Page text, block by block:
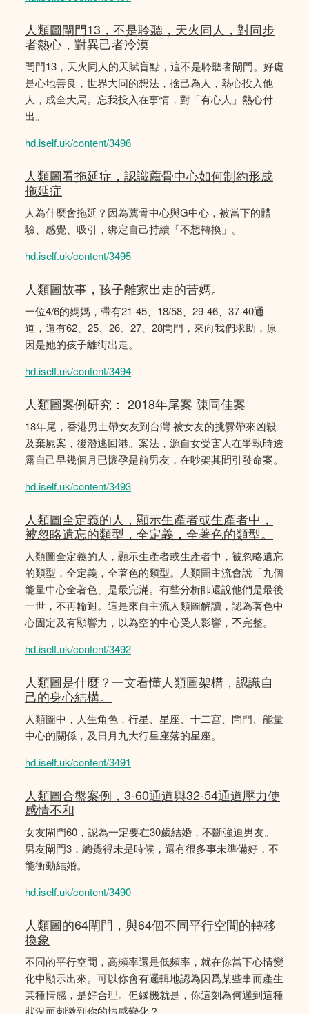
人類圖閘門13，不是聆聽，天火同人，對同步
者熱心，對異己者冷漠
閘門13，天火同人的天賦盲點，這不是聆聽者閘門。好處
是心地善良，世界大同的想法，捨己為人，熱心投入他
人，成全大局。忘我投入在事情，對「有心人」熱心付
出。
hd.iself.uk/content/3496
人類圖看拖延症，認識薦骨中心如何制約形成
拖延症
人為什麼會拖延？因為薦骨中心與G中心，被當下的體
驗、感覺、吸引，綁定自己持續「不想轉換」。
hd.iself.uk/content/3495
人類圖故事，孩子離家出走的苦媽。
一位4/6的媽媽，帶有21-45、18/58、29-46、37-40通
道，還有62、25、26、27、28閘門，來向我們求助，原
因是她的孩子離街出走。
hd.iself.uk/content/3494
人類圖案例研究： 2018年尾案 陳同佳案
18年尾，香港男士帶女友到台灣 被女友的挑釁帶來凶殺
及棄屍案，後潛逃回港。案法，源自女受害人在爭執時透
露自己早幾個月已懷孕是前男友，在吵架其間引發命案。
hd.iself.uk/content/3493
人類圖全定義的人，顯示生產者或生產者中，
被忽略遺忘的類型，全定義，全著色的類型。
人類圖全定義的人，顯示生產者或生產者中，被忽略遺忘
的類型，全定義，全著色的類型。人類圖主流會說「九個
能量中心全著色」是最完滿。有些分析師還說他們是最後
一世，不再輪迴。這是來自主流人類圖解讀，認為著色中
心固定及有顯響力，以為空的中心受人影響，𣎴完整。
hd.iself.uk/content/3492
人類圖是什麼？一文看懂人類圖架構，認識自
己的身心結構。
人類圖中，人生角色，行星、星座、十二宫、閘門、能量
中心的關係，及日月九大行星座落的星座。
hd.iself.uk/content/3491
人類圖合盤案例，3-60通道與32-54通道壓力使
感情不和
女友閘門60，認為一定要在30歲結婚，不斷強迫男友。
男友閘門3，總覺得未是時候，還有很多事未準備好，不
能衝動結婚。
hd.iself.uk/content/3490
人類圖的64閘門，與64個不同平行空間的轉移
換象
不同的平行空間，高頻率還是低頻率，就在你當下心情變
化中顯示出來。可以你會有邏輯地認為因爲某些事而產生
某種情感，是好合理。但縁機就是，你這刻為何邏到這種
狀況而刺激到你的情感變化？